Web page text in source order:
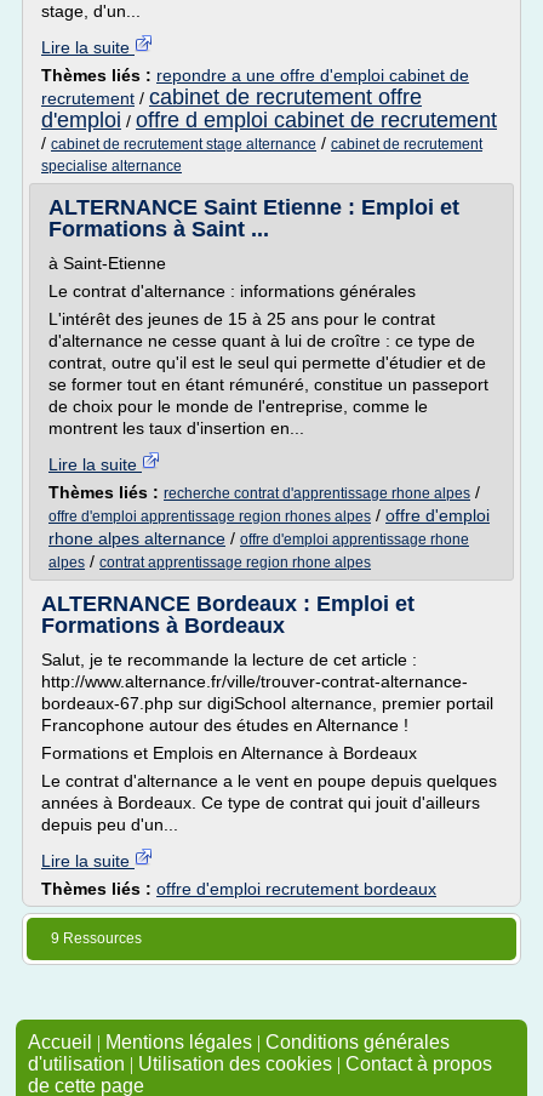
stage, d'un...
Lire la suite
Thèmes liés : repondre a une offre d'emploi cabinet de
recrutement / cabinet de recrutement offre
d'emploi / offre d emploi cabinet de recrutement
/ cabinet de recrutement stage alternance / cabinet de recrutement
specialise alternance
ALTERNANCE Saint Etienne : Emploi et
Formations à Saint ...
à Saint-Etienne
Le contrat d'alternance : informations générales
L'intérêt des jeunes de 15 à 25 ans pour le contrat
d'alternance ne cesse quant à lui de croître : ce type de
contrat, outre qu'il est le seul qui permette d'étudier et de
se former tout en étant rémunéré, constitue un passeport
de choix pour le monde de l'entreprise, comme le
montrent les taux d'insertion en...
Lire la suite
Thèmes liés : recherche contrat d'apprentissage rhone alpes /
offre d'emploi apprentissage region rhones alpes / offre d'emploi
rhone alpes alternance / offre d'emploi apprentissage rhone
alpes / contrat apprentissage region rhone alpes
ALTERNANCE Bordeaux : Emploi et
Formations à Bordeaux
Salut, je te recommande la lecture de cet article :
http://www.alternance.fr/ville/trouver-contrat-alternance-
bordeaux-67.php sur digiSchool alternance, premier portail
Francophone autour des études en Alternance !
Formations et Emplois en Alternance à Bordeaux
Le contrat d'alternance a le vent en poupe depuis quelques
années à Bordeaux. Ce type de contrat qui jouit d'ailleurs
depuis peu d'un...
Lire la suite
Thèmes liés : offre d'emploi recrutement bordeaux
9 Ressources
Accueil | Mentions légales | Conditions générales
d'utilisation | Utilisation des cookies | Contact à propos
de cette page